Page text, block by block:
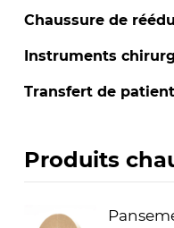
Chaussure de
Instruments
Transfert de
Produits